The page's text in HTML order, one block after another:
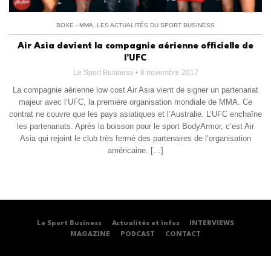
BOXE - MMA LES ACTUALITÉS DU SPORT BUSINESS
Air Asia devient la compagnie aérienne officielle de
l’UFC
Le Sport Business 8 novembre 2017
La compagnie aérienne low cost Air Asia vient de signer un partenariat
majeur avec l’UFC, la première organisation mondiale de MMA. Ce
contrat ne couvre que les pays asiatiques et l’Australie. L’UFC enchaîne
les partenariats. Après la boisson pour le sport BodyArmor, c’est Air
Asia qui rejoint le club très fermé des partenaires de l’organisation
américaine. […]
Le Sport Business Actualités et infos
INTERVIEWS
MAGAZINE
PODCAST CONTACT